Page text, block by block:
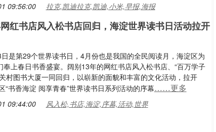
09:56:00 拉克,凯迪拉克,凯迪,小米,早报,海报
红书店风入松书店回归，海淀世界读书日活动拉开
是第29个世界读书日，4月份也是我国的全民阅读月，海淀区为
奉上春日书香盛宴。阔别13年的网红书店风入松书店、“百万学子
村图书大厦一同回归，以崭新的面貌和丰富的文化活动，拉开
“书香海淀 阅享青春”世界读书日系列活动的序幕……更多
09:44:00 风入松,书店,海淀,序幕,活动,世界